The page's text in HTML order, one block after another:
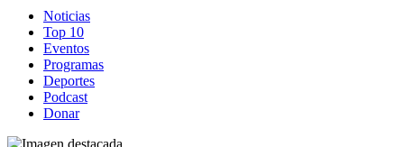
Noticias
Top 10
Eventos
Programas
Deportes
Podcast
Donar